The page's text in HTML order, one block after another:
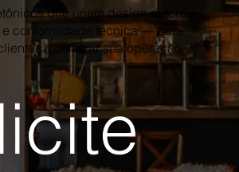
que unem design autoral,
conformidade técnica — para
e otimizar sua operação.